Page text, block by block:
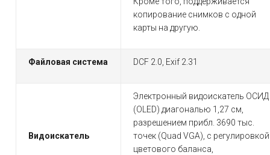
копирование снимков с одной
карты на другую.
Файловая система DCF 2.0, Exif 2.31
Видоискатель
Электронный видоискатель ОСИД
(OLED) диагональю 1,27 см,
разрешением прибл. 3690 тыс.
точек (Quad VGA), с регулировкой
цветового баланса,